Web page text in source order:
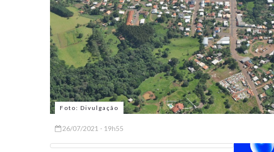
Foto: Divulgação
26/07/2021 - 19h55